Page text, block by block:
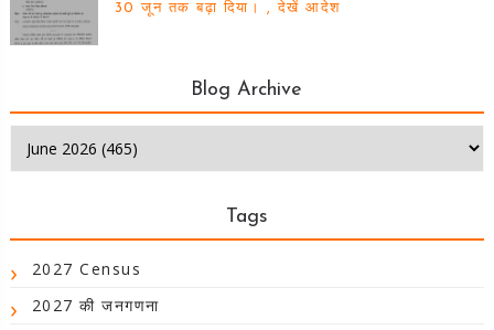
30 जून तक बढ़ा दिया। , देखें आदेश
Blog Archive
Tags
2027 Census
2027 की जनगणना